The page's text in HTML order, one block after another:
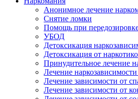
Анонимное лечение
Снятие ломки
Помощь при
УБОД
Детоксикация
Детоксикация от
Принудительное лечение
Лечение
Лечение зависимости от
Лечение зависимости от